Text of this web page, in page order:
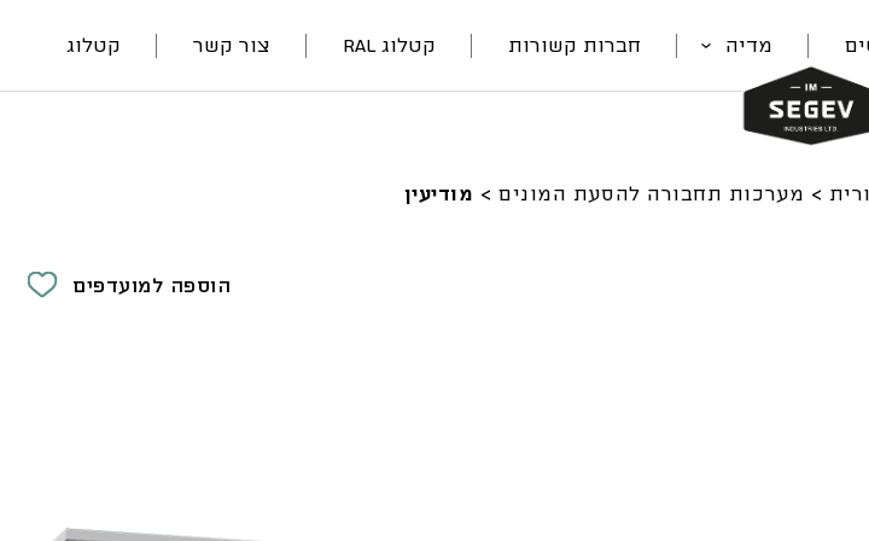
מדיה חברות קשורות קטלוג RAL צור קשר קטלוג
> מערכות תחבורה להסעת המונים> מודיעין
הוספה למועדפים